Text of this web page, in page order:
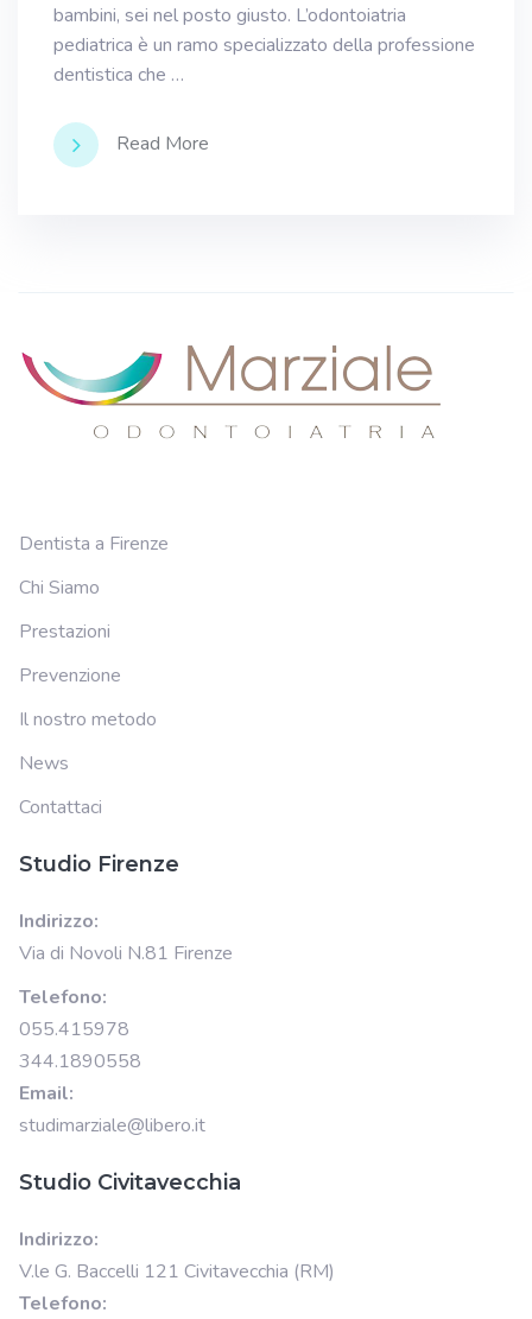
bambini, sei nel posto giusto. L’odontoiatria
pediatrica è un ramo specializzato della professione
dentistica che …
Read More
Dentista a Firenze
Chi Siamo
Prestazioni
Prevenzione
Il nostro metodo
News
Contattaci
Studio Firenze
Indirizzo:
Via di Novoli N.81 Firenze
Telefono:
055.415978
344.1890558
Email:
studimarziale@libero.it
Studio Civitavecchia
Indirizzo:
V.le G. Baccelli 121 Civitavecchia (RM)
Telefono: